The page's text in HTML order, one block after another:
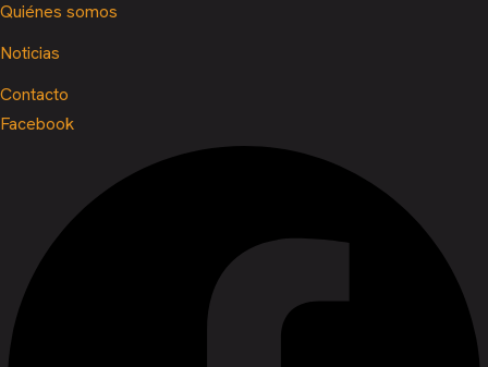
Quiénes somos
Noticias
Contacto
Facebook